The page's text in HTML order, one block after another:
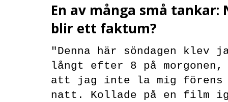
En av många små
blir ett faktum?
"Denna här söndagen klev
långt efter 8 på
att jag inte la mig
natt. Kollade på en film